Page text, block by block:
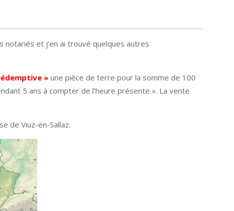
notariés et j’en ai trouvé quelques autres
» une pièce de terre pour la somme de 100
5 ans à compter de l’heure présente ». La vente
de Viuz-en-Sallaz.